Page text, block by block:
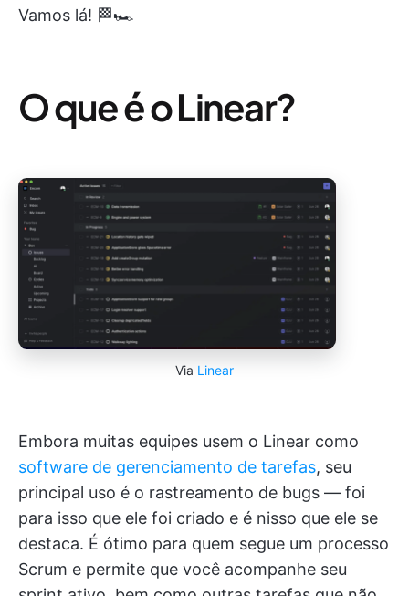
Vamos lá! 🏁🏎️
O que é o Linear?
Via Linear
Embora muitas equipes usem o Linear como
software de gerenciamento de tarefas, seu
principal uso é o rastreamento de bugs — foi
para isso que ele foi criado e é nisso que ele se
destaca. É ótimo para quem segue um processo
Scrum e permite que você acompanhe seu